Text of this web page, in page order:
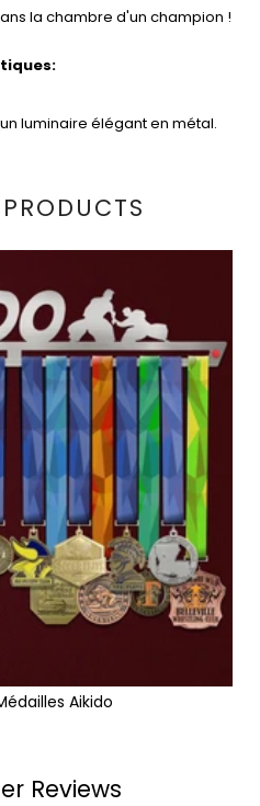
la chambre d'un champion !
luminaire élégant en métal.
Aikido
Reviews